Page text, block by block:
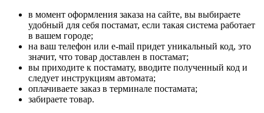
в момент оформления заказа на сайте, вы выбираете
удобный для себя постамат, если такая система работает
в вашем городе;
на ваш телефон или e-mail придет уникальный код, это
значит, что товар доставлен в постамат;
вы приходите к постамату, вводите полученный код и
следует инструкциям автомата;
оплачиваете заказ в терминале постамата;
забираете товар.